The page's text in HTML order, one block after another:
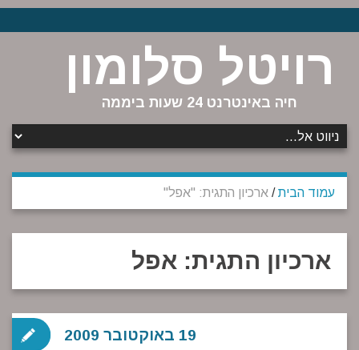
רויטל סלומון
חיה באינטרנט 24 שעות ביממה
עמוד הבית / ארכיון התגית: "אפל"
ארכיון התגית: אפל
19 באוקטובר 2009